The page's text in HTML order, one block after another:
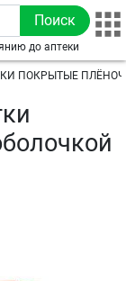
до аптеки
ПОКРЫТЫЕ